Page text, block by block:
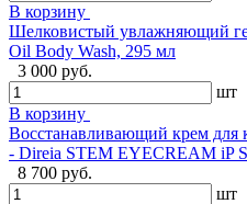
В корзину
Шелковистый увлажняющий
Oil Body Wash, 295 мл
3 000 руб.
шт
В корзину
Восстанавливающий крем для
- Direia STEM EYECREAM iP
8 700 руб.
шт